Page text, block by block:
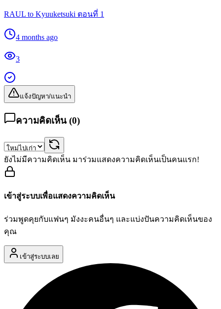
RAUL to Kyuuketsuki ตอนที่ 1
4 months ago
3
แจ้งปัญหา/แนะนำ
ความคิดเห็น (0)
ยังไม่มีความคิดเห็น มาร่วมแสดงความคิดเห็นเป็นคนแรก!
เข้าสู่ระบบเพื่อแสดงความคิดเห็น
ร่วมพูดคุยกับแฟนๆ มังงะคนอื่นๆ และแบ่งปันความคิดเห็นของ
คุณ
เข้าสู่ระบบเลย